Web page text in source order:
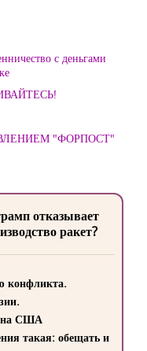
с деньгами
"ФОРПОСТ"
отказывает
ракет?
конфликта.
на США
такая: обещать и